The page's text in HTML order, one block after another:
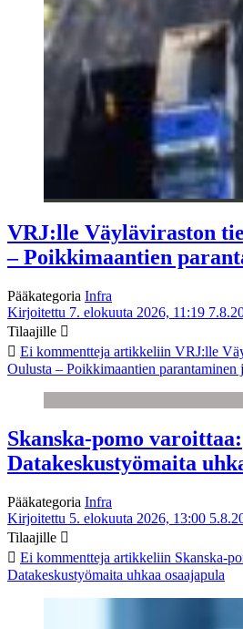
VRJ:lle Väyläviraston
– Poikkimaantien
Pääkategoria Infra
Kirjoitettu 7. elokuuta 2026, 11:19
Tilaajille
Ei kommentteja artikkeliin VRJ:lle
Oulusta – Poikkimaantien parantaminen
Skanska-pomo varoittaa:
Datakeskustyömaita
Pääkategoria Infra
Kirjoitettu 5. elokuuta 2026, 13:00
Tilaajille
Ei kommentteja artikkeliin Skanska-
Datakeskustyömaita uhkaa osaajapula